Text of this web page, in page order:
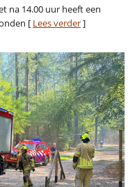
na 14.00 uur heeft een
[ Lees verder]